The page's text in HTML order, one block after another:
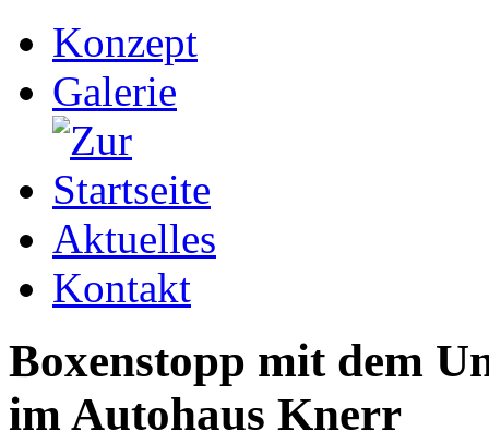
Konzept
Galerie
Aktuelles
Kontakt
Boxenstopp mit dem
im Autohaus Knerr